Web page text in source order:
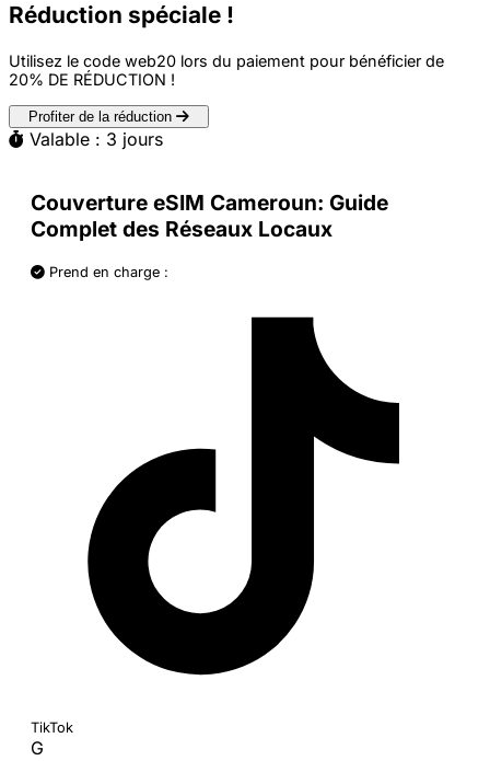
Réduction spéciale !
Utilisez le code web20 lors du paiement pour bénéficier de
20% DE RÉDUCTION !
Profiter de la réduction
Valable : 3 jours
Couverture eSIM Cameroun: Guide
Complet des Réseaux Locaux
Prend en charge :
TikTok
G